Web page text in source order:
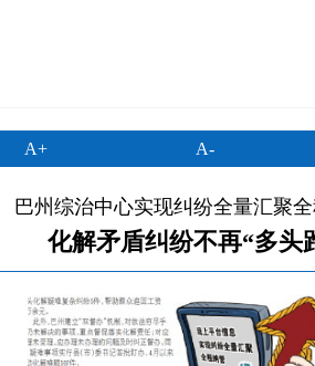
A+ A-
巴州综治中心实现纠纷全量汇聚
化解矛盾纠纷不再“多头